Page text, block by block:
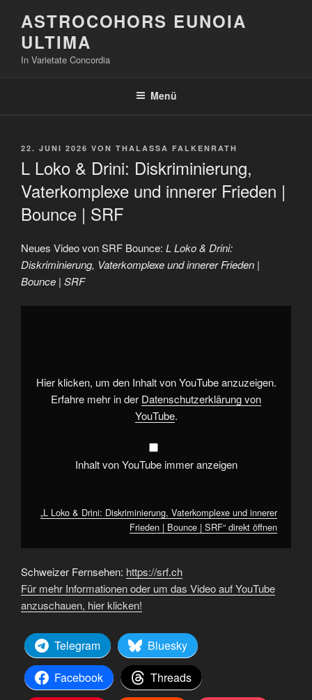
Inhalt
springen
ASTROCOHORS EUNOIA
ULTIMA
In Varietate Concordia
Menü
VERÖFFENTLICHT
22. JUNI 2026 VON THALASSA FALKENRATH
L Loko & Drini: Diskriminierung,
Vaterkomplexe und innerer Frieden |
Bounce | SRF
Neues Video von SRF Bounce: L Loko & Drini:
Diskriminierung, Vaterkomplexe und innerer Frieden |
Bounce | SRF
„L
innerer
Frieden
Bounce
Hier klicken, um den Inhalt von YouTube anzuzeigen.
Erfahre mehr in der Datenschutzerklärung von
YouTube.
Inhalt von YouTube immer anzeigen
„L Loko & Drini: Diskriminierung, Vaterkomplexe und innerer
Frieden | Bounce | SRF“ direkt öffnen
Schweizer Fernsehen: https://srf.ch
Für mehr Informationen oder um das Video auf YouTube
anzuschauen, hier klicken!
Telegram
Bluesky
Facebook
Threads